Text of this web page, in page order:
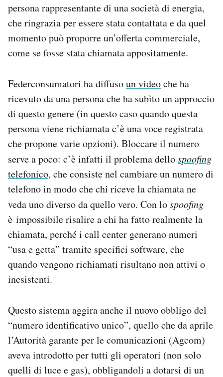
persona rappresentante di una società di energia,
che ringrazia per essere stata contattata e da quel
momento può proporre un’offerta commerciale,
come se fosse stata chiamata appositamente.
Federconsumatori ha diffusoun videoche ha
ricevuto da una persona che ha subìto un approccio
di questo genere (in questo caso quando questa
persona viene richiamata c’è una voce registrata
che propone varie opzioni). Bloccare il numero
serve a poco: c’è infatti il problema dellospoofing
telefonico, che consiste nel cambiare un numero di
telefono in modo che chi riceve la chiamata ne
veda uno diverso da quello vero. Con lospoofing
è impossibile risalire a chi ha fatto realmente la
chiamata, perché i call center generano numeri
“usa e getta” tramite specifici software, che
quando vengono richiamati risultano non attivi o
inesistenti.
Questo sistema aggira anche il nuovo obbligo del
“numero identificativo unico”, quello che da aprile
l’Autorità garante per le comunicazioni (Agcom)
aveva introdotto per tutti gli operatori (non solo
quelli di luce e gas), obbligandoli a dotarsi di un